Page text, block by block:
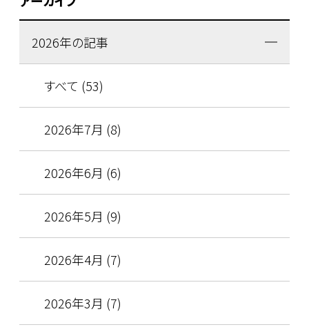
2026年の記事
すべて (53)
2026年7月 (8)
2026年6月 (6)
2026年5月 (9)
2026年4月 (7)
2026年3月 (7)